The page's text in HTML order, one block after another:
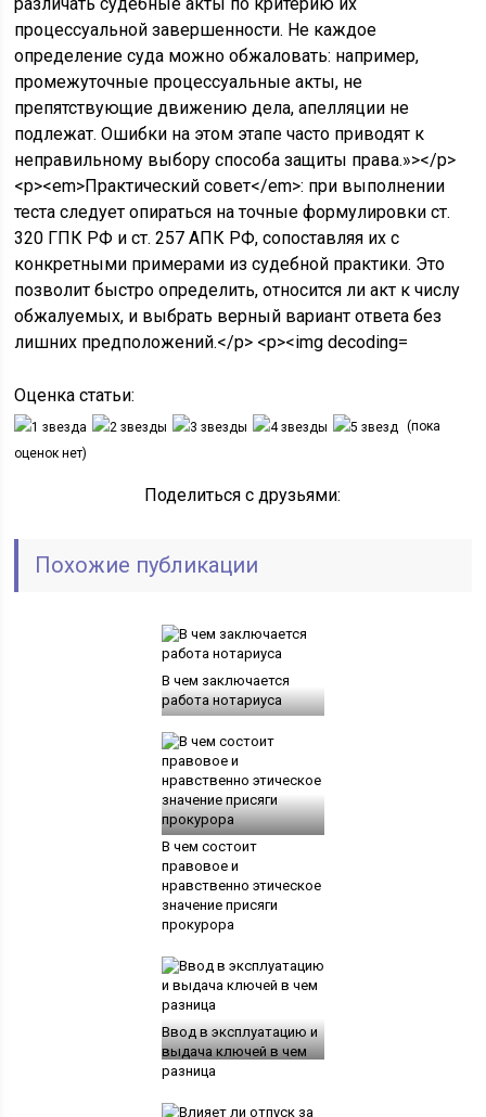
Оценка статьи:
(пока
оценок нет)
Поделиться с друзьями:
Похожие публикации
В чем заключается
работа нотариуса
В чем состоит
правовое и
нравственно этическое
значение присяги
прокурора
Ввод в эксплуатацию и
выдача ключей в чем
разница